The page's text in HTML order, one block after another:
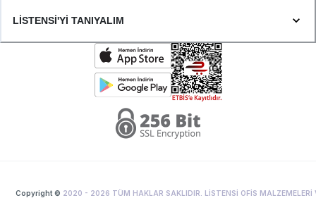
LİSTENSİ'Yİ TANIYALIM
Copyright © 2020 - 2026 TÜM HAKLAR SAKLIDIR. LİSTENSİ OFİS MALZEMELERİ